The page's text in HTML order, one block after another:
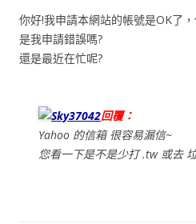
你好!我申請本網站的帳號是OK了
是我申請錯誤嗎?
還是最近在忙呢?
Sky37042回覆：
Yahoo 的信箱 很容易漏信~
您看一下是不是少打 .tw 或去